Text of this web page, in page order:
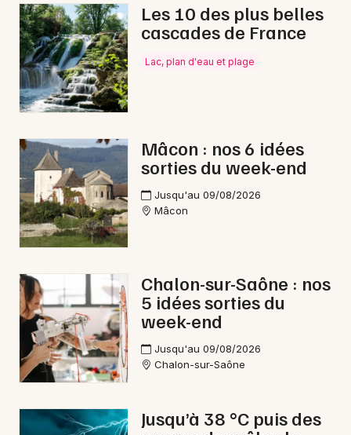
Sorties & loisirs
Bien-être en Saône-et-Loire
Bien-être en Bourgogne
Bien-être en Bourgogne-Franche-Comté
Newsletter des sorties
Artistes en tournée
Actus à Montceau-les-Mines
Magazine à Montceau-les-Mines
Les 10 des plus belles
cascades de France
Lac, plan d'eau et plage
Mâcon : nos 6 idées
sorties du week-end
Jusqu'au 09/08/2026
Mâcon
Chalon-sur-Saône : nos
5 idées sorties du
week-end
Jusqu'au 09/08/2026
Chalon-sur-Saône
Jusqu’à 38 °C puis des